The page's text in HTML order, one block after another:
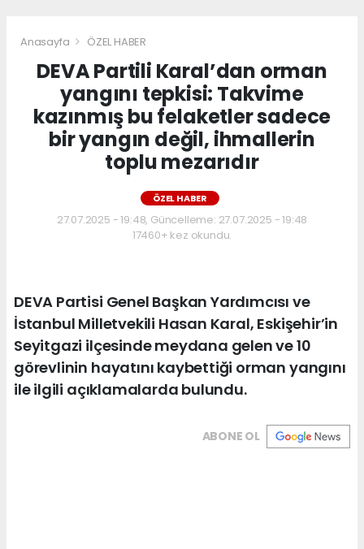
Anasayfa ÖZEL HABER
DEVA Partili Karal’dan orman
yangını tepkisi: Takvime
kazınmış bu felaketler sadece
bir yangın değil, ihmallerin
toplu mezarıdır
ÖZEL HABER
27.07.2025 - 19:48, Güncelleme: 27.07.2025 - 19:48
17460+ kez okundu.
DEVA Partisi Genel Başkan Yardımcısı ve
İstanbul Milletvekili Hasan Karal, Eskişehir’in
Seyitgazi ilçesinde meydana gelen ve 10
görevlinin hayatını kaybettiği orman yangını
ile ilgili açıklamalarda bulundu.
ABONE OL